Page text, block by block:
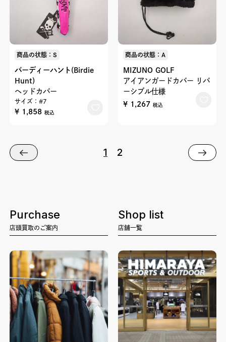
商品の状態：S
バーディーハント(Birdie
Hunt)
ヘッドカバー
サイズ：#7
¥ 1,858 税込
商品の状態：A
MIZUNO GOLF
アイアンガードカバー リバ
ーシブル仕様
¥ 1,267 税込
1 2
Purchase
店頭買取のご案内
Shop list
店舗一覧